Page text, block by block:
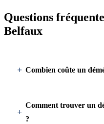
Questions
Belfaux
Combien coûte un
Comment trouver un
?